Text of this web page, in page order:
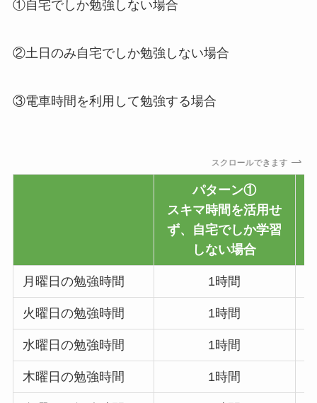
①自宅でしか勉強しない場合
②土日のみ自宅でしか勉強しない場合
③電車時間を利用して勉強する場合
スクロールできます
パターン①
スキマ時間を活用せ
ず、自宅でしか学習
しない場合
月曜日の勉強時間 1時間
火曜日の勉強時間 1時間
水曜日の勉強時間 1時間
木曜日の勉強時間 1時間